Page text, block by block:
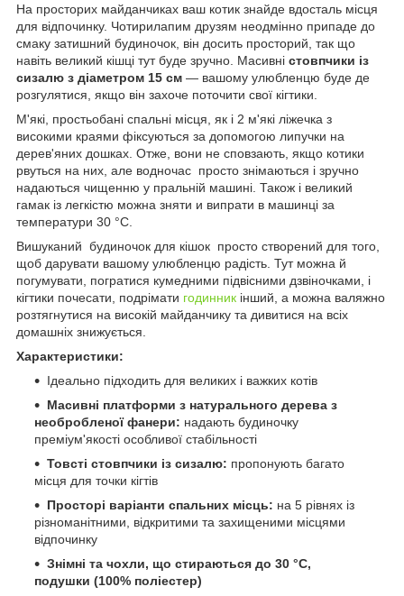
На просторих майданчиках ваш котик знайде вдосталь місця
для відпочинку. Чотирилапим друзям неодмінно припаде до
смаку затишний будиночок, він досить просторий, так що
навіть великий кішці тут буде зручно. Масивні стовпчики із
сизалю з діаметром 15 см — вашому улюбленцю буде де
розгулятися, якщо він захоче поточити свої кігтики.
М'які, простьобані спальні місця, як і 2 м'які ліжечка з
високими краями фіксуються за допомогою липучки на
дерев'яних дошках. Отже, вони не сповзають, якщо котики
рвуться на них, але водночас просто знімаються і зручно
надаються чищенню у пральній машині. Також і великий
гамак із легкістю можна зняти и випрати в машинці за
температури 30 °C.
Вишуканий будиночок для кішок просто створений для того,
щоб дарувати вашому улюбленцю радість. Тут можна й
погумувати, погратися кумедними підвісними дзвіночками, і
кігтики почесати, подрімати годинник інший, а можна валяжно
розтягнутися на високій майданчику та дивитися на всіх
домашніх знижується.
Характеристики:
Ідеально підходить для великих і важких котів
Масивні платформи з натурального дерева з
необробленої фанери: надають будиночку
преміум'якості особливої стабільності
Товсті стовпчики із сизалю: пропонують багато
місця для точки кігтів
Просторі варіанти спальних місць: на 5 рівнях із
різноманітними, відкритими та захищеними місцями
відпочинку
Знімні та чохли, що стираються до 30 °C,
подушки (100% поліестер)